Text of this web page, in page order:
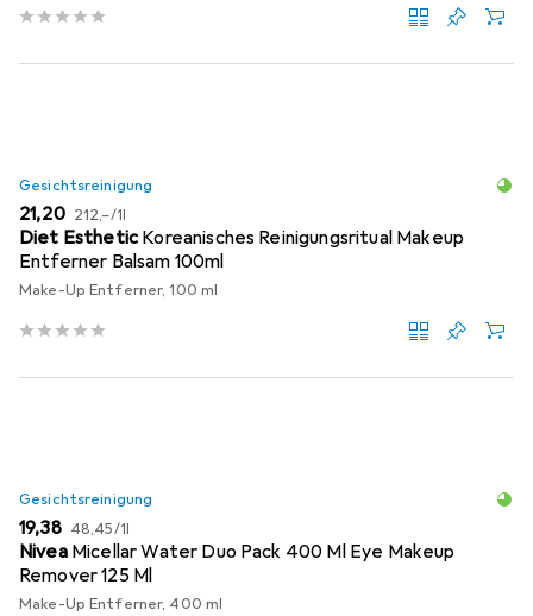
Gesichtsreinigung
EUR
21,20 EUR
212,–/1l
Diet EstheticKoreanisches Reinigungsritual Makeup
Entferner Balsam 100ml
Make-Up Entferner, 100 ml
Gesichtsreinigung
EUR
19,38 EUR
48,45/1l
Nivea Micellar Water Duo Pack 400 Ml Eye Makeup
Remover 125 Ml
Make-Up Entferner, 400 ml